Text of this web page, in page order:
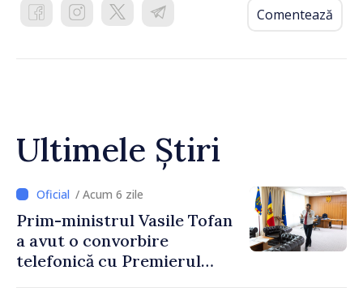
Comentează
Ultimele Știri
/ Acum 6 zile
Prim-ministrul Vasile Tofan
a avut o convorbire
telefonică cu Premierul